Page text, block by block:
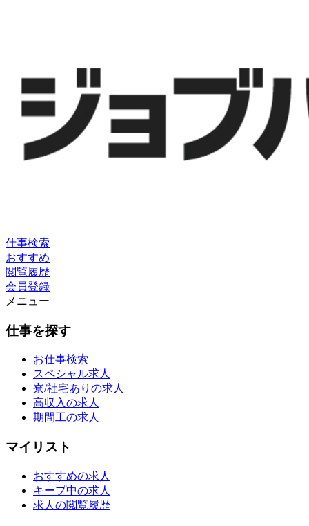
仕事検索
おすすめ
閲覧履歴
会員登録
メニュー
仕事を探す
お仕事検索
スペシャル求人
寮/社宅ありの求人
高収入の求人
期間工の求人
マイリスト
おすすめの求人
キープ中の求人
求人の閲覧履歴